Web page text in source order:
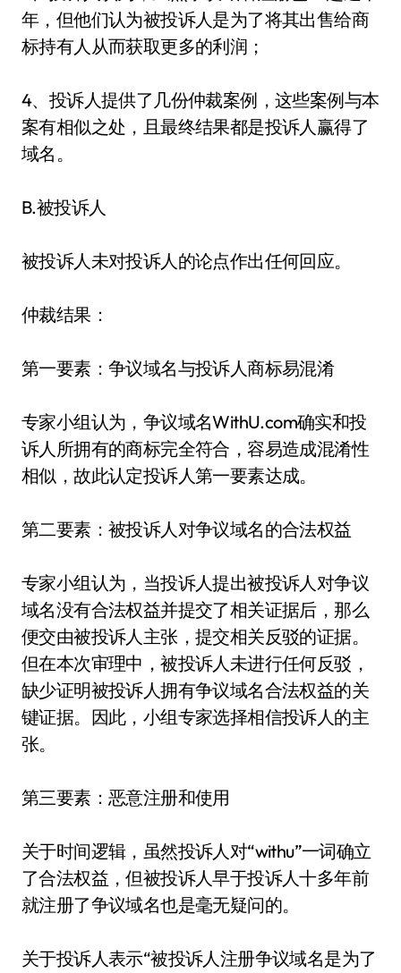
年，但他们认为被投诉人是为了将其出售给商
标持有人从而获取更多的利润；
4、投诉人提供了几份仲裁案例，这些案例与本
案有相似之处，且最终结果都是投诉人赢得了
域名。
B.被投诉人
被投诉人未对投诉人的论点作出任何回应。
仲裁结果：
第一要素：争议域名与投诉人商标易混淆
专家小组认为，争议域名WithU.com确实和投
诉人所拥有的商标完全符合，容易造成混淆性
相似，故此认定投诉人第一要素达成。
第二要素：被投诉人对争议域名的合法权益
专家小组认为，当投诉人提出被投诉人对争议
域名没有合法权益并提交了相关证据后，那么
便交由被投诉人主张，提交相关反驳的证据。
但在本次审理中，被投诉人未进行任何反驳，
缺少证明被投诉人拥有争议域名合法权益的关
键证据。因此，小组专家选择相信投诉人的主
张。
第三要素：恶意注册和使用
关于时间逻辑，虽然投诉人对“withu”一词确立
了合法权益，但被投诉人早于投诉人十多年前
就注册了争议域名也是毫无疑问的。
关于投诉人表示“被投诉人注册争议域名是为了